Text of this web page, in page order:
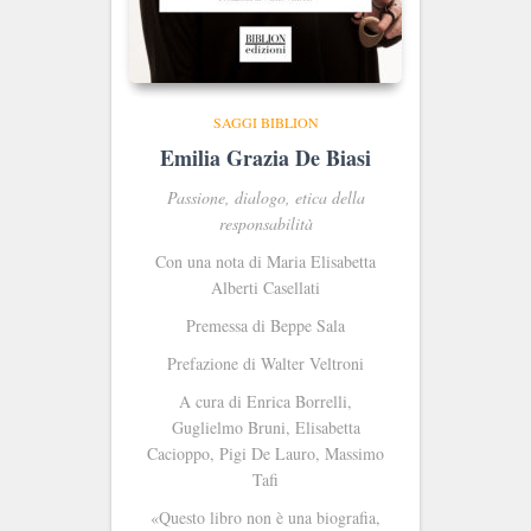
SAGGI BIBLION
Emilia Grazia De Biasi
Passione, dialogo, etica della
responsabilità
Con una nota di Maria Elisabetta
Alberti Casellati
Premessa di Beppe Sala
Prefazione di Walter Veltroni
A cura di Enrica Borrelli,
Guglielmo Bruni, Elisabetta
Cacioppo, Pigi De Lauro, Massimo
Tafi
«Questo libro non è una biografia,